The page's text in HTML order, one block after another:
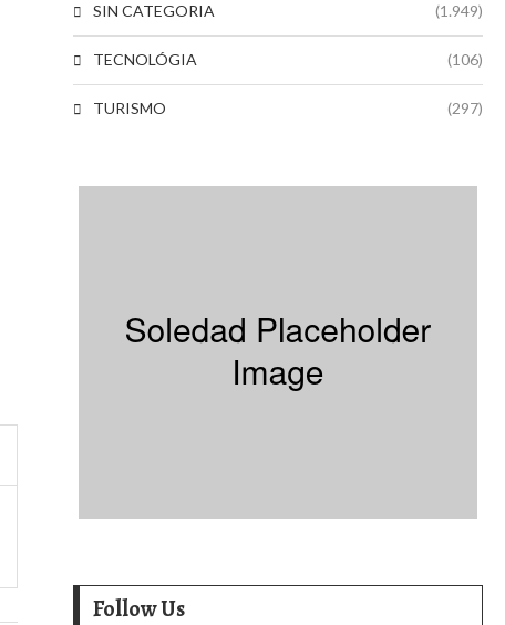
SIN CATEGORIA (1.949)
TECNOLÓGIA (106)
TURISMO (297)
Follow Us